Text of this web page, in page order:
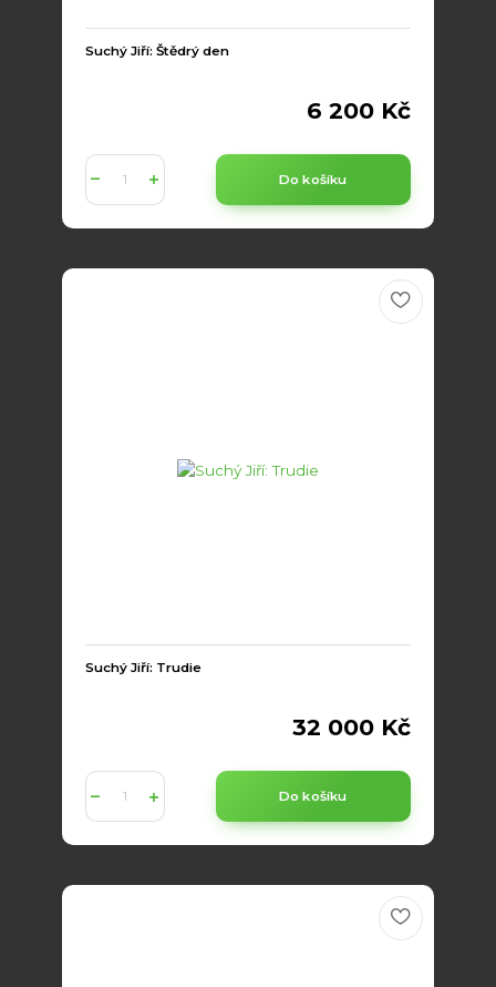
Suchý Jiří: Štědrý den
6 200 Kč
Do košíku
Suchý Jiří: Trudie
32 000 Kč
Do košíku